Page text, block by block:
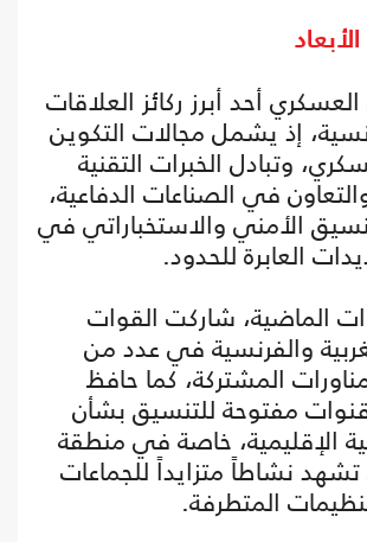
أحد أبرز ركائز العلاقات
إذ يشمل مجالات التكوين
وتبادل الخبرات التقنية
في الصناعات الدفاعية،
الأمني والاستخباراتي في
العابرة للحدود.
الماضية، شاركت القوات
والفرنسية في عدد من
المشتركة، كما حافظ
مفتوحة للتنسيق بشأن
الإقليمية، خاصة في منطقة
نشاطاً متزايداً للجماعات
المتطرفة.